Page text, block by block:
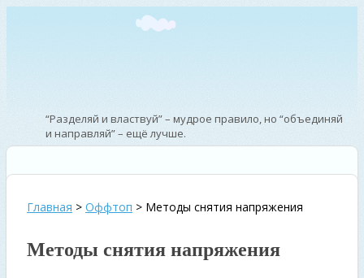
“Разделяй и властвуй” – мудрое правило, но “объединяй
и направляй” – ещё лучше.
Главная > Оффтоп > Методы снятия напряжения
Методы снятия напряжения